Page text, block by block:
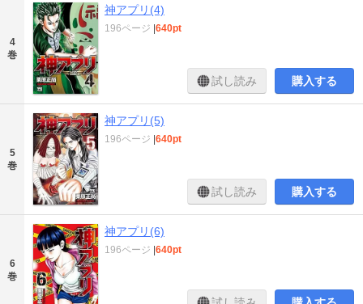
4
巻
神アプリ(4)
196ページ |640pt
試し読み 購入する
5
巻
神アプリ(5)
196ページ |640pt
試し読み 購入する
6
巻
神アプリ(6)
196ページ |640pt